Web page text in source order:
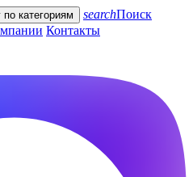
по категориям searchПоиск
Контакты